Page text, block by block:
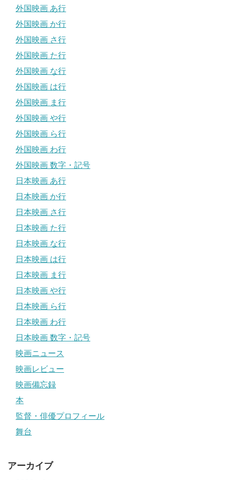
外国映画 あ行
外国映画 か行
外国映画 さ行
外国映画 た行
外国映画 な行
外国映画 は行
外国映画 ま行
外国映画 や行
外国映画 ら行
外国映画 わ行
外国映画 数字・記号
日本映画 あ行
日本映画 か行
日本映画 さ行
日本映画 た行
日本映画 な行
日本映画 は行
日本映画 ま行
日本映画 や行
日本映画 ら行
日本映画 わ行
日本映画 数字・記号
映画ニュース
映画レビュー
映画備忘録
本
監督・俳優プロフィール
舞台
アーカイブ